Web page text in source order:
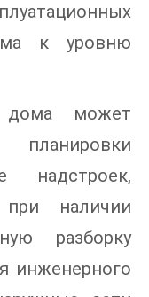
к уровню
дома может
надстроек,
наличии
разборку
инженерного